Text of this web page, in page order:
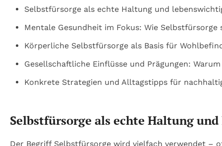
Selbstfürsorge als echte Haltung und
Mentale Gesundheit im Fokus: Wie Selbstfürsorge
Körperliche Selbstfürsorge als Basis für
Gesellschaftliche Einflüsse und Prägungen:
Konkrete Strategien und Alltagstipps für
Selbstfürsorge als echte Haltung
Der Begriff Selbstfürsorge wird vielfach verwendet –